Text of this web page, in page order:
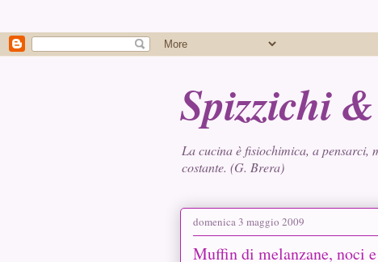
Spizzichi
La cucina è fisiochimica, a pensarci,
costante. (G. Brera)
domenica 3 maggio 2009
Muffin di melanzane, noci